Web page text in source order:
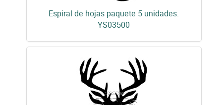
Espiral de hojas paquete 5 unidades.
YS03500